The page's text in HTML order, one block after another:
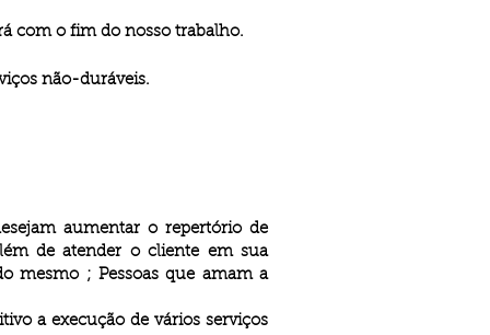
com o fim do nosso trabalho.
não-duráveis.
aumentar o repertório de
de atender o cliente em sua
mesmo ; Pessoas que amam a
a execução de vários serviços